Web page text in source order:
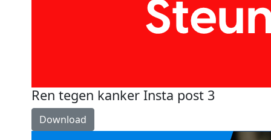
Ren tegen kanker Insta post 3
Download